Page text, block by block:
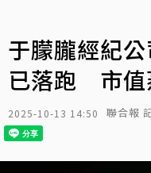
于朦朧經紀
已落跑 市值
2025-10-13 14:50 聯合報